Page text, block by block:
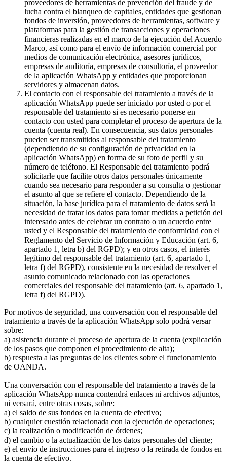
proveedores de herramientas de prevención del fraude y de
lucha contra el blanqueo de capitales, entidades que gestionan
fondos de inversión, proveedores de herramientas, software y
plataformas para la gestión de transacciones y operaciones
financieras realizadas en el marco de la ejecución del Acuerdo
Marco, así como para el envío de información comercial por
medios de comunicación electrónica, asesores jurídicos,
empresas de auditoría, empresas de consultoría, el proveedor
de la aplicación WhatsApp y entidades que proporcionan
servidores y almacenan datos.
El contacto con el responsable del tratamiento a través de la
aplicación WhatsApp puede ser iniciado por usted o por el
responsable del tratamiento si es necesario ponerse en
contacto con usted para completar el proceso de apertura de la
cuenta (cuenta real). En consecuencia, sus datos personales
pueden ser transmitidos al responsable del tratamiento
(dependiendo de su configuración de privacidad en la
aplicación WhatsApp) en forma de su foto de perfil y su
número de teléfono. El Responsable del tratamiento podrá
solicitarle que facilite otros datos personales únicamente
cuando sea necesario para responder a su consulta o gestionar
el asunto al que se refiere el contacto. Dependiendo de la
situación, la base jurídica para el tratamiento de datos será la
necesidad de tratar los datos para tomar medidas a petición del
interesado antes de celebrar un contrato o un acuerdo entre
usted y el Responsable del tratamiento de conformidad con el
Reglamento del Servicio de Información y Educación (art. 6,
apartado 1, letra b) del RGPD); y en otros casos, el interés
legítimo del responsable del tratamiento (art. 6, apartado 1,
letra f) del RGPD), consistente en la necesidad de resolver el
asunto comunicado relacionado con las operaciones
comerciales del responsable del tratamiento (art. 6, apartado 1,
letra f) del RGPD).
Por motivos de seguridad, una conversación con el responsable del
tratamiento a través de la aplicación WhatsApp solo podrá versar
sobre:
a) asistencia durante el proceso de apertura de la cuenta (explicación
de los pasos que componen el procedimiento de alta);
b) respuesta a las preguntas de los clientes sobre el funcionamiento
de OANDA.
Una conversación con el responsable del tratamiento a través de la
aplicación WhatsApp nunca contendrá enlaces ni archivos adjuntos,
ni versará, entre otras cosas, sobre:
a) el saldo de sus fondos en la cuenta de efectivo;
b) cualquier cuestión relacionada con la ejecución de operaciones;
c) la realización o modificación de órdenes;
d) el cambio o la actualización de los datos personales del cliente;
e) el envío de instrucciones para el ingreso o la retirada de fondos en
la cuenta de efectivo.